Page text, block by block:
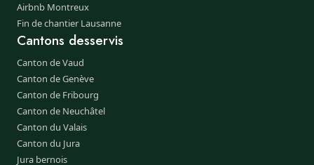
Airbnb Montreux
Fin de chantier Lausanne
Cantons desservis
Canton de Vaud
Canton de Genève
Canton de Fribourg
Canton de Neuchâtel
Canton du Valais
Canton du Jura
Jura bernois